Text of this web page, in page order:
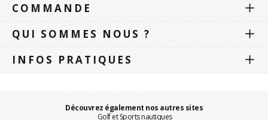
COMMANDE
QUI SOMMES NOUS ?
INFOS PRATIQUES
Découvrez également nos autres sites
Golf et Sports nautiques